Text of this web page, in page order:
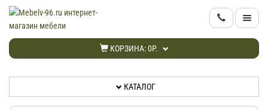
КОРЗИНА:0Р.
КАТАЛОГ
НОВИНКИ
КАТАЛОГ